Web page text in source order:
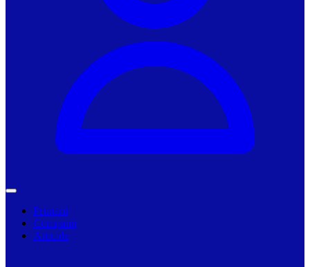
Primarii
Companii
Articole